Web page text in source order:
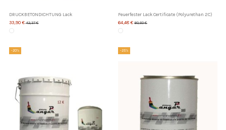
DRUCKBETONDICHTUNG Lack
33,90 €42,37 €
Feuerfester Lack Certificate (Polyurethan 2C)
64,48 € 80,60 €
-20% -25%